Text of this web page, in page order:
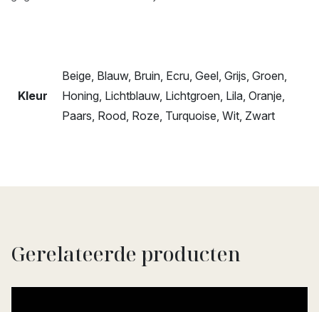
Kleur
Beige, Blauw, Bruin, Ecru, Geel, Grijs, Groen,
Honing, Lichtblauw, Lichtgroen, Lila, Oranje,
Paars, Rood, Roze, Turquoise, Wit, Zwart
Gerelateerde producten